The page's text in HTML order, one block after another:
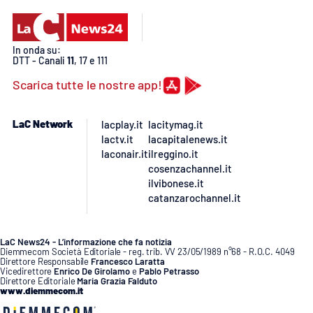
Buona Sanità Calabria
LA
CALABRIAVISIONE
Destinazioni
LAC
NETWORK
In onda su:
DTT - Canali 11, 17 e 111
Scarica tutte le nostre app!
LaC Network
lacplay.it
lactv.it
laconair.it
lacitymag.it
lacapitalenews.it
ilreggino.it
cosenzachannel.it
ilvibonese.it
catanzarochannel.it
LaC News24 - L’informazione che fa notizia
Diemmecom Società Editoriale - reg. trib. VV 23/05/1989 n°68 - R.O.C. 4049
Direttore Responsabile Francesco Laratta
Vicedirettore Enrico De GirolamoePablo Petrasso
Direttore Editoriale Maria Grazia Falduto
www.diemmecom.it